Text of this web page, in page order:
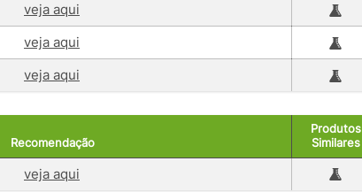
veja aqui
veja aqui
veja aqui
Recomendação
Produtos
Similares
veja aqui